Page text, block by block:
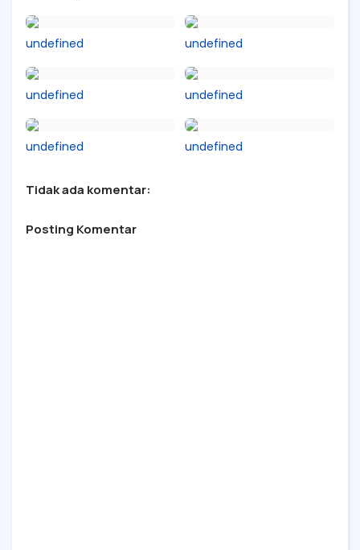
undefined undefined
undefined undefined
undefined undefined
Tidak ada komentar:
Posting Komentar